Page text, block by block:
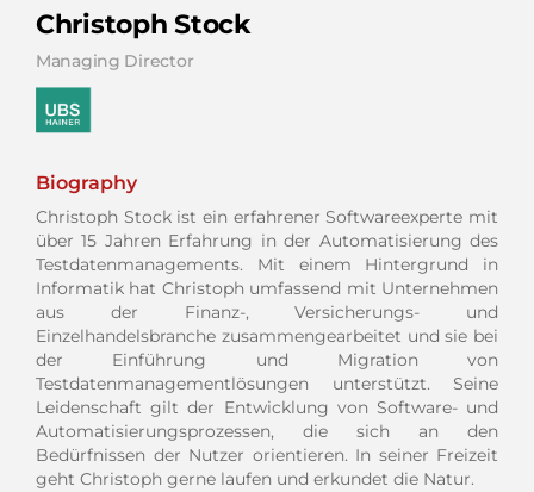
Christoph Stock
Managing Director
Biography
Christoph Stock ist ein erfahrener Softwareexperte mit
über 15 Jahren Erfahrung in der Automatisierung des
Testdatenmanagements. Mit einem Hintergrund in
Informatik hat Christoph umfassend mit Unternehmen
aus der Finanz-, Versicherungs- und
Einzelhandelsbranche zusammengearbeitet und sie bei
der Einführung und Migration von
Testdatenmanagementlösungen unterstützt. Seine
Leidenschaft gilt der Entwicklung von Software- und
Automatisierungsprozessen, die sich an den
Bedürfnissen der Nutzer orientieren. In seiner Freizeit
geht Christoph gerne laufen und erkundet die Natur.